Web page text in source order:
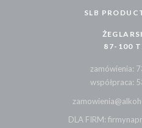
SLB
87-100
zamówienia:
współpraca:
DLA FIRM: